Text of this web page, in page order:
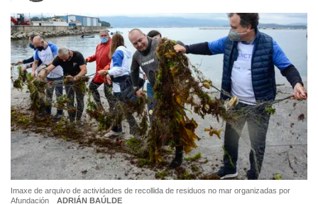
Imaxe de arquivo de actividades de recollida de residuos no mar organizadas por
Afundación
ADRIÁN BAÚLDE